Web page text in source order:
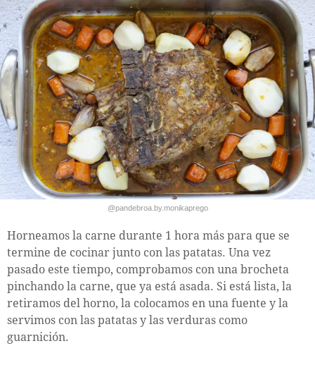
@pandebroa.by.monikaprego
Horneamos la carne durante 1 hora más para que se
termine de cocinar junto con las patatas. Una vez
pasado este tiempo, comprobamos con una brocheta
pinchando la carne, que ya está asada. Si está lista, la
retiramos del horno, la colocamos en una fuente y la
servimos con las patatas y las verduras como
guarnición.